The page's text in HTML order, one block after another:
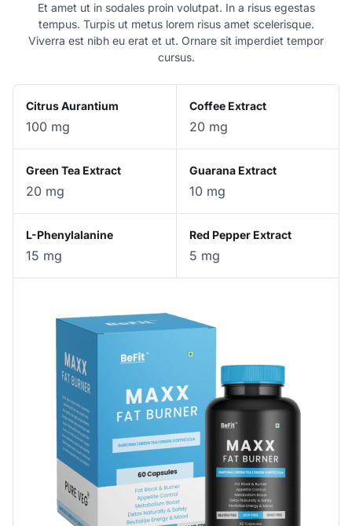
Et amet ut in sodales proin volutpat. In a risus egestas
tempus. Turpis ut metus lorem risus amet scelerisque.
Viverra est nibh eu erat et ut. Ornare sit imperdiet tempor
cursus.
Citrus Aurantium
100 mg
Coffee Extract
20 mg
Green Tea Extract
20 mg
Guarana Extract
10 mg
L-Phenylalanine
15 mg
Red Pepper Extract
5 mg